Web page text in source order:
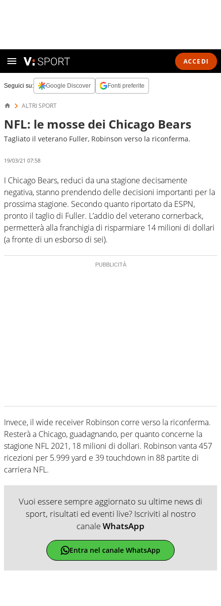
ACCEDI
Seguici su: Google Discover Fonti preferite
ALTRI SPORT
NFL: le mosse dei Chicago Bears
Tagliato il veterano Fuller, Robinson verso la riconferma.
19/03/21 07:58
I Chicago Bears, reduci da una stagione decisamente
negativa, stanno prendendo delle decisioni importanti per la
prossima stagione. Secondo quanto riportato da ESPN,
pronto il taglio di Fuller. L’addio del veterano cornerback,
permetterà alla franchigia di risparmiare 14 milioni di dollari
(a fronte di un esborso di sei).
Invece, il wide receiver Robinson corre verso la riconferma.
Resterà a Chicago, guadagnando, per quanto concerne la
stagione NFL 2021, 18 milioni di dollari. Robinson vanta 457
ricezioni per 5.999 yard e 39 touchdown in 88 partite di
carriera NFL.
Vuoi essere sempre aggiornato su ultime news di
sport, risultati ed eventi live? Iscriviti al nostro
canaleWhatsApp
Entra nel canale WhatsApp